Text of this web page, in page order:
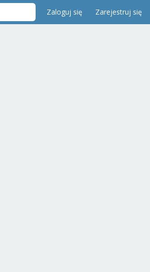
Zaloguj się Zarejestruj się